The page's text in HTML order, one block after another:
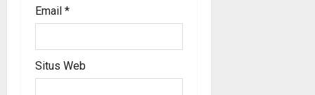
Email *
Situs Web